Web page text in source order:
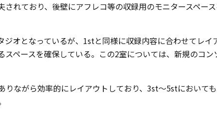
れており、後壁にアフレコ等の収録用のモニタースペー
オとなっているが、1stと同様に収録内容に合わせてレイ
スペースを確保している。この2室については、新規のコン
りながら効率的にレイアウトしており、3st～5stにおいて